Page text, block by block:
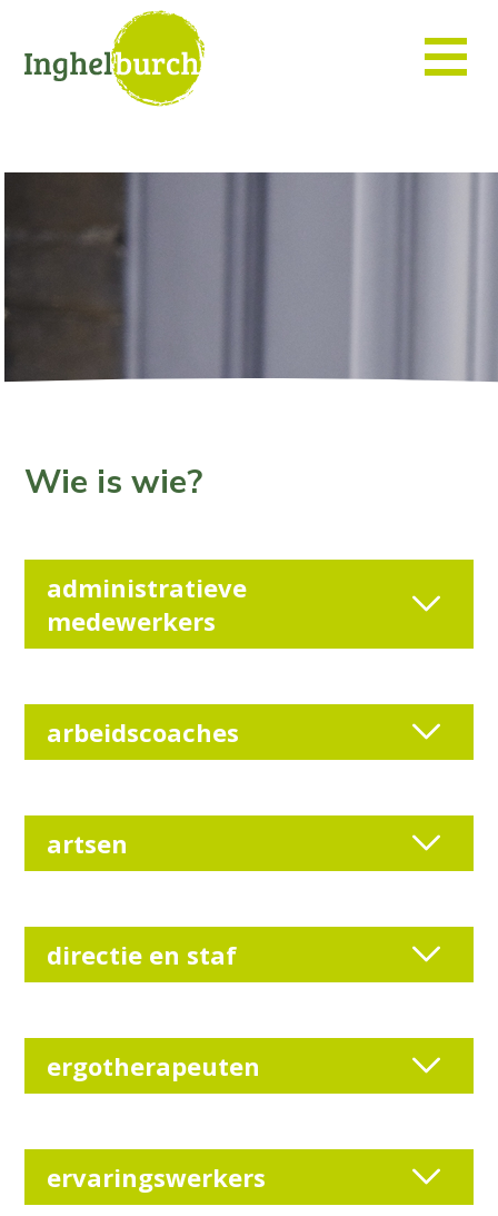
Wie is wie?
administratieve
medewerkers
arbeidscoaches
artsen
directie en staf
ergotherapeuten
ervaringswerkers